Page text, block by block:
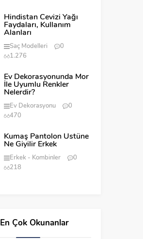
Hindistan Cevizi Yağı
Faydaları, Kullanım
Alanları
Saç Modelleri
0
1.276
Ev Dekorasyonunda Mor
İle Uyumlu Renkler
Nelerdir?
Ev Dekorasyonu
0
470
Kumaş Pantolon Üstüne
Ne Giyilir Erkek
Erkek Kombinler
0
218
En Çok Okunanlar